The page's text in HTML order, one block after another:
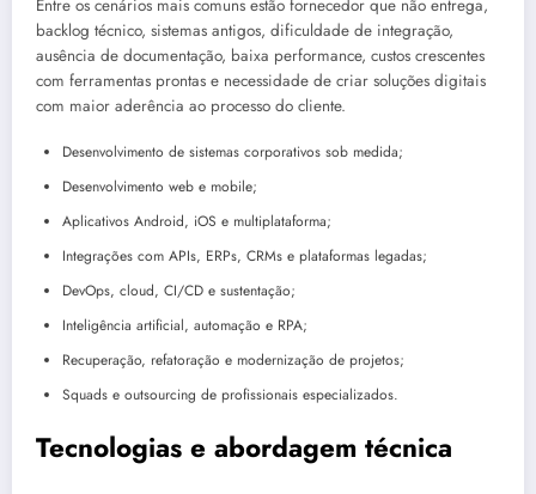
Entre os cenários mais comuns estão fornecedor que não entrega,
backlog técnico, sistemas antigos, dificuldade de integração,
ausência de documentação, baixa performance, custos crescentes
com ferramentas prontas e necessidade de criar soluções digitais
com maior aderência ao processo do cliente.
Desenvolvimento de sistemas corporativos sob medida;
Desenvolvimento web e mobile;
Aplicativos Android, iOS e multiplataforma;
Integrações com APIs, ERPs, CRMs e plataformas legadas;
DevOps, cloud, CI/CD e sustentação;
Inteligência artificial, automação e RPA;
Recuperação, refatoração e modernização de projetos;
Squads e outsourcing de profissionais especializados.
Tecnologias e abordagem técnica